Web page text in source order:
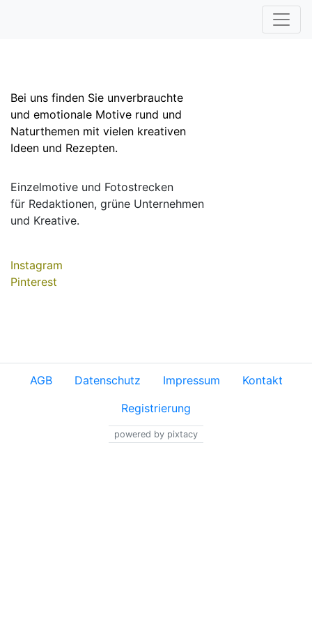
Bei uns finden Sie unverbrauchte
und emotionale Motive rund und
Naturthemen mit vielen kreativen
Ideen und Rezepten.
Einzelmotive und Fotostrecken
für Redaktionen, grüne Unternehmen
und Kreative.
Instagram
Pinterest
AGB Datenschutz Impressum
Kontakt
Registrierung
powered by pixtacy